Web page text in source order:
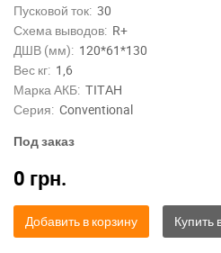
Пусковой ток: 30
Схема выводов: R+
ДШВ (мм): 120*61*130
Вес кг: 1,6
Марка АКБ: ТІТАН
Серия: Conventional
Под заказ
0 грн.
Добавить в корзину